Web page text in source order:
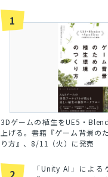
1
3Dゲームの植生をUE5・
上げる。書籍『ゲーム背景の
り方』、8/11（火）に発売
2
「Unity AI」による